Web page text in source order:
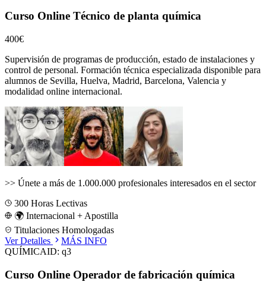
Curso Online Técnico de planta química
400€
Supervisión de programas de producción, estado de instalaciones y
control de personal. Formación técnica especializada disponible para
alumnos de Sevilla, Huelva, Madrid, Barcelona, Valencia y
modalidad online internacional.
>> Únete a más de 1.000.000 profesionales interesados en el sector
300 Horas Lectivas
🌍 Internacional + Apostilla
Titulaciones Homologadas
Ver Detalles
MÁS INFO
QUÍMICAID: q3
Curso Online Operador de fabricación química